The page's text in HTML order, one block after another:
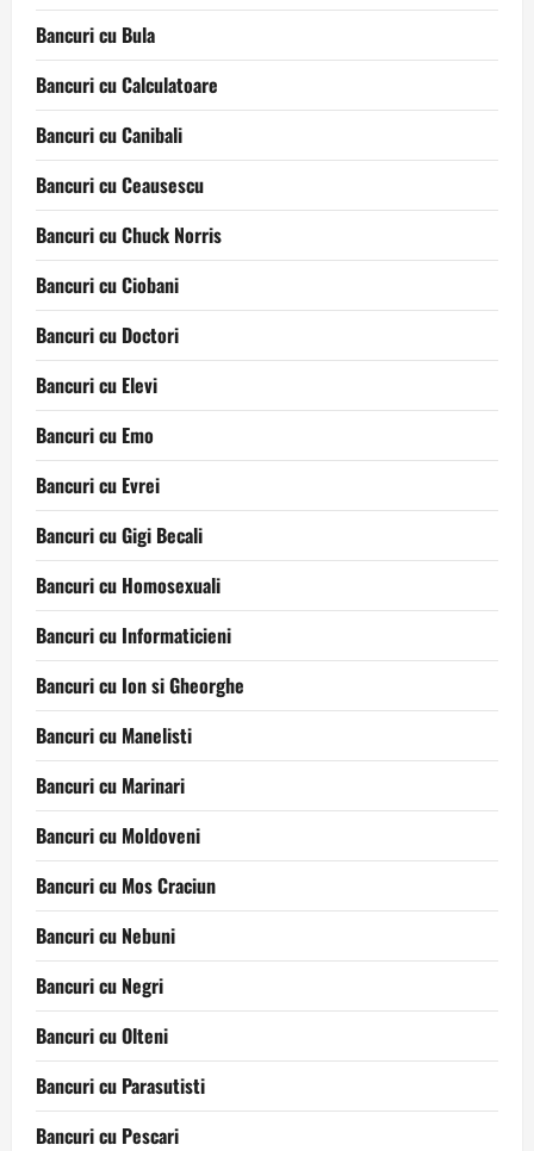
Bancuri cu Bula
Bancuri cu Calculatoare
Bancuri cu Canibali
Bancuri cu Ceausescu
Bancuri cu Chuck Norris
Bancuri cu Ciobani
Bancuri cu Doctori
Bancuri cu Elevi
Bancuri cu Emo
Bancuri cu Evrei
Bancuri cu Gigi Becali
Bancuri cu Homosexuali
Bancuri cu Informaticieni
Bancuri cu Ion si Gheorghe
Bancuri cu Manelisti
Bancuri cu Marinari
Bancuri cu Moldoveni
Bancuri cu Mos Craciun
Bancuri cu Nebuni
Bancuri cu Negri
Bancuri cu Olteni
Bancuri cu Parasutisti
Bancuri cu Pescari